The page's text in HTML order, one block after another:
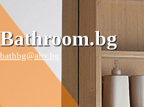
Bathroom.bg
bathbg@abv.bg